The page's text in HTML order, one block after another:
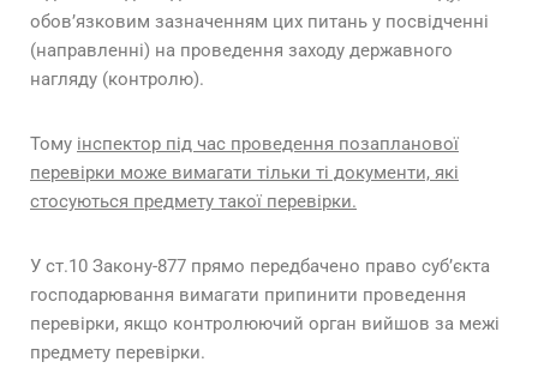
обов’язковим зазначенням цих питань у посвідченні
(направленні) на проведення заходу державного
нагляду (контролю).
Тому інспектор під час проведення позапланової
перевірки може вимагати тільки ті документи, які
стосуються предмету такої перевірки.
У ст.10 Закону-877 прямо передбачено право суб’єкта
господарювання вимагати припинити проведення
перевірки, якщо контролюючий орган вийшов за межі
предмету перевірки.